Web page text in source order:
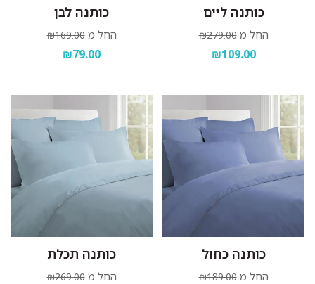
כותנה ליים
החל מ ₪279.00
₪109.00
כותנה לבן
החל מ ₪169.00
₪79.00
כותנה כחול
החל מ ₪189.00
כותנה תכלת
החל מ ₪269.00